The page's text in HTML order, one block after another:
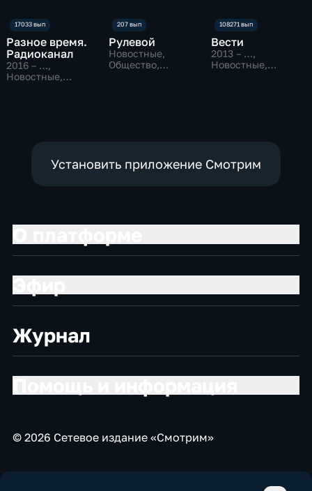
Разное время.
Радиоканал
2016 – …,
Новостные,
Рулевой
Новостные,
Общество,
Вести
2013 – …,
Новостные,
Установить приложение Смотрим
Журнал
© 2026 Сетевое издание «Смотрим»